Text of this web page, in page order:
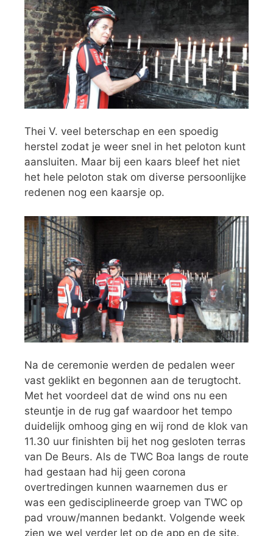
Thei V. veel beterschap en een spoedig
herstel zodat je weer snel in het peloton kunt
aansluiten. Maar bij een kaars bleef het niet
het hele peloton stak om diverse persoonlijke
redenen nog een kaarsje op.
Na de ceremonie werden de pedalen weer
vast geklikt en begonnen aan de terugtocht.
Met het voordeel dat de wind ons nu een
steuntje in de rug gaf waardoor het tempo
duidelijk omhoog ging en wij rond de klok van
11.30 uur finishten bij het nog gesloten terras
van De Beurs. Als de TWC Boa langs de route
had gestaan had hij geen corona
overtredingen kunnen waarnemen dus er
was een gedisciplineerde groep van TWC op
pad vrouw/mannen bedankt. Volgende week
zien we wel verder let op de app en de site.